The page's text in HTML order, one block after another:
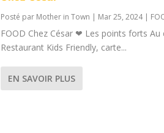
Posté par Mother in Town | Mar 25, 2024|
FOOD Chez César ❤ Les points forts
Restaurant Kids Friendly, carte...
EN SAVOIR PLUS